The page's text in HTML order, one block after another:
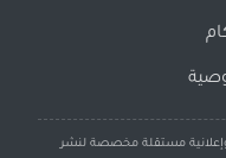
مستقلة مخصصة لنشر